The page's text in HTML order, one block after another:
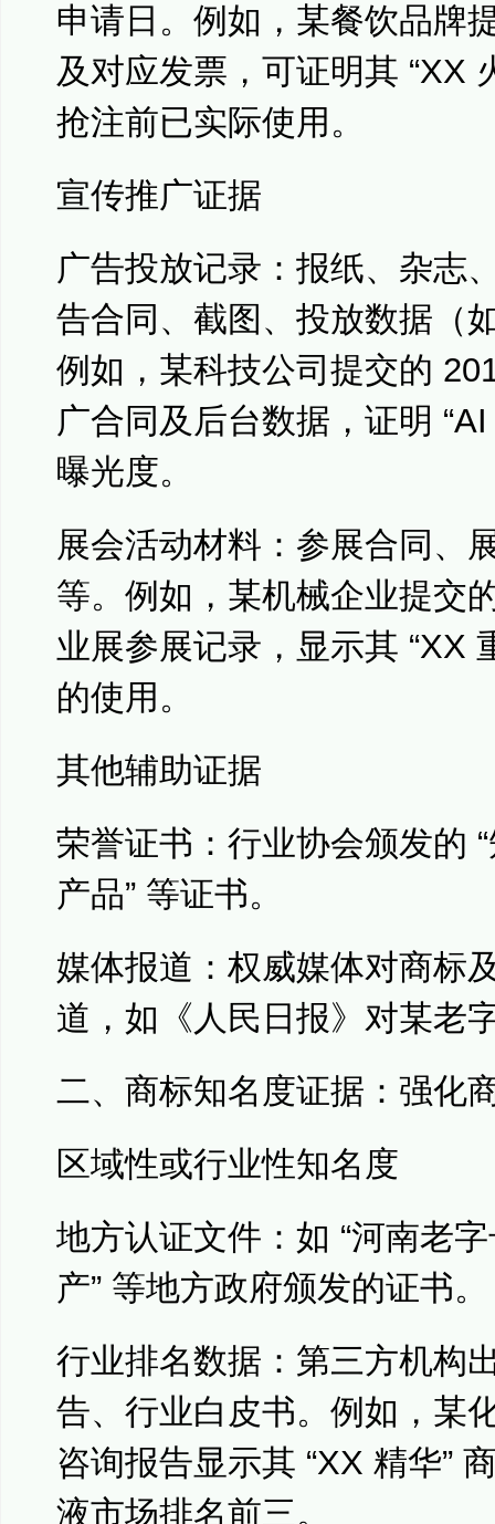
申请日。例如，某餐饮品牌
及对应发票，可证明其 “XX
抢注前已实际使用。
宣传推广证据
广告投放记录：报纸、杂志
告合同、截图、投放数据（
例如，某科技公司提交的
广合同及后台数据，证明
曝光度。
展会活动材料：参展合同、
等。例如，某机械企业提交
业展参展记录，显示其 “XX
的使用。
其他辅助证据
荣誉证书：行业协会颁发的
产品” 等证书。
媒体报道：权威媒体对商标
道，如《人民日报》对某老
二、商标知名度证据：强化
区域性或行业性知名度
地方认证文件：如 “河南老
产” 等地方政府颁发的证书。
行业排名数据：第三方机构
告、行业白皮书。例如，某
咨询报告显示其 “XX 精华”
液市场排名前三。